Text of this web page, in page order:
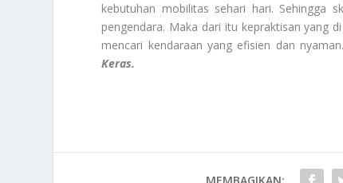
kebutuhan mobilitas sehari hari. Sehingga
pengendara. Maka dari itu kepraktisan yang
mencari kendaraan yang efisien dan
Keras.